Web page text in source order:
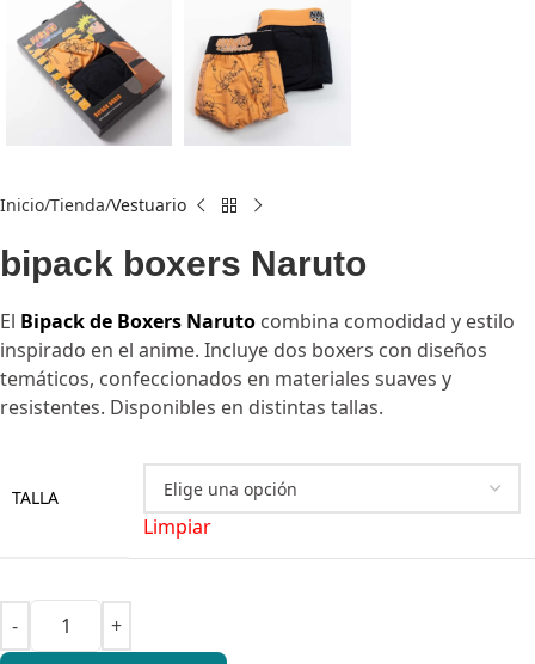
Inicio Tienda Vestuario
bipack boxers Naruto
El Bipack de Boxers Naruto combina comodidad y estilo
inspirado en el anime. Incluye dos boxers con diseños
temáticos, confeccionados en materiales suaves y
resistentes. Disponibles en distintas tallas.
TALLA
Limpiar